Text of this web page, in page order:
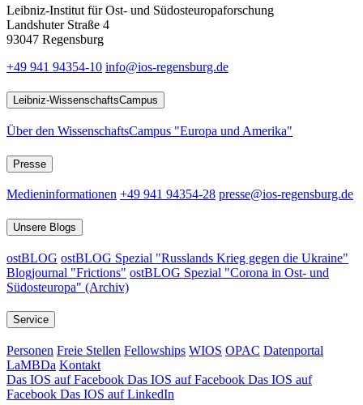
Leibniz-Institut für Ost- und Südosteuropaforschung
Landshuter Straße 4
93047 Regensburg
+49 941 94354-10 info@ios-regensburg.de
Leibniz-WissenschaftsCampus
Über den WissenschaftsCampus "Europa und Amerika"
Presse
Medieninformationen +49 941 94354-28 presse@ios-regensburg.de
Unsere Blogs
ostBLOG ostBLOG Spezial "Russlands Krieg gegen die Ukraine"
Blogjournal "Frictions" ostBLOG Spezial "Corona in Ost- und
Südosteuropa" (Archiv)
Service
Personen Freie Stellen Fellowships WIOS OPAC Datenportal
LaMBDa Kontakt
Das IOS auf Facebook Das IOS auf Facebook Das IOS auf
Facebook Das IOS auf LinkedIn